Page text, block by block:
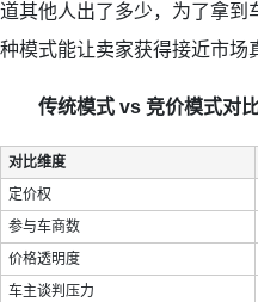
道其他人出了多少，为了拿到
种模式能让卖家获得接近市场
传统模式 vs 竞价模式对
对比维度
定价权
参与车商数
价格透明度
车主谈判压力